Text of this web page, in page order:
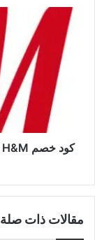
مقالات ذات صلة